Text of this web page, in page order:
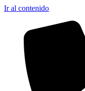
Ir al contenido